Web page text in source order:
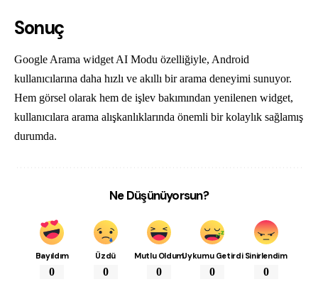
Sonuç
Google Arama widget AI Modu özelliğiyle, Android
kullanıcılarına daha hızlı ve akıllı bir arama deneyimi sunuyor.
Hem görsel olarak hem de işlev bakımından yenilenen widget,
kullanıcılara arama alışkanlıklarında önemli bir kolaylık sağlamış
durumda.
Ne Düşünüyorsun?
Bayıldım
0
Üzdü
0
Mutlu Oldum
0
Uykumu Getirdi
0
Sinirlendim
0